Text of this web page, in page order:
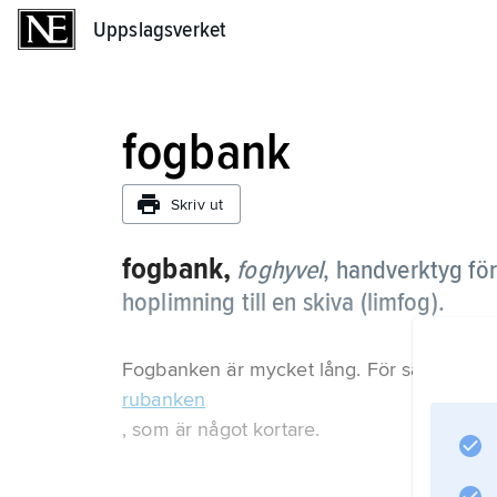
Uppslagsverket
fogbank
Skriv ut
fogbank, foghyvel, handverktyg
hoplimning till en skiva (limfog).
Fogbanken är mycket lång. För samma
rubanken
, som är något kortare.